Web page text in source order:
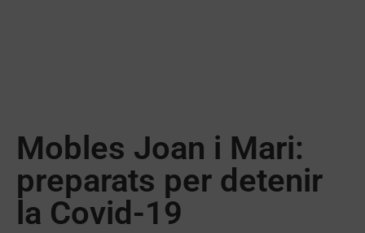
Mobles Joan i Mari:
preparats per detenir
la Covid-19